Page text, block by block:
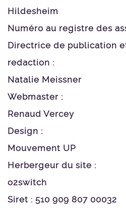
Hildesheim
Numéro au registre des
Directrice de publication
redaction :
Natalie Meissner
Webmaster :
Renaud Vercey
Design :
Mouvement UP
Herbergeur du site :
o2switch
Siret : 510 909 807 00032